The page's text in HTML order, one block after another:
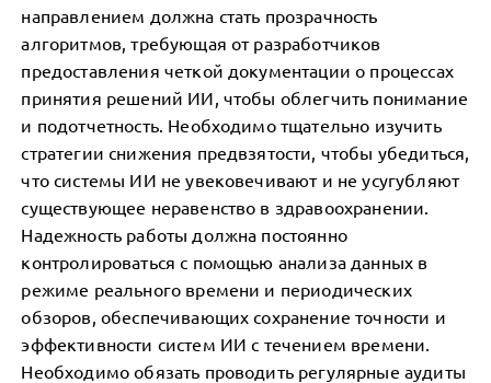
направлением должна стать прозрачность
алгоритмов, требующая от разработчиков
предоставления четкой документации о процессах
принятия решений ИИ, чтобы облегчить понимание
и подотчетность. Необходимо тщательно изучить
стратегии снижения предвзятости, чтобы убедиться,
что системы ИИ не увековечивают и не усугубляют
существующее неравенство в здравоохранении.
Надежность работы должна постоянно
контролироваться с помощью анализа данных в
режиме реального времени и периодических
обзоров, обеспечивающих сохранение точности и
эффективности систем ИИ с течением времени.
Необходимо обязать проводить регулярные аудиты